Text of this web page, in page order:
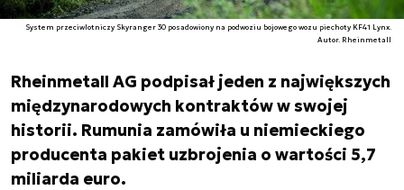
System przeciwlotniczy Skyranger 30 posadowiony na podwoziu bojowego wozu piechoty KF41 Lynx.
Autor. Rheinmetall
Rheinmetall AG podpisał jeden z największych
międzynarodowych kontraktów w swojej
historii. Rumunia zamówiła u niemieckiego
producenta pakiet uzbrojenia o wartości 5,7
miliarda euro.